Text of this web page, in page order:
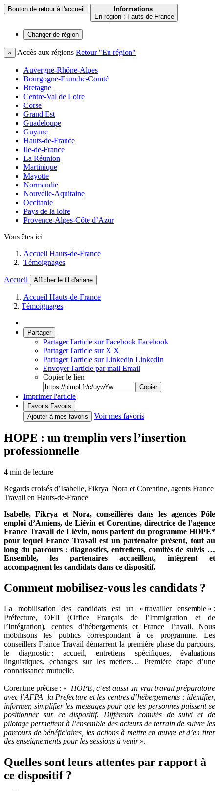
Bouton de retour à l'accueil
Informations
En région : Hauts-de-France
Changer de région
× Accès aux régions Retour "En région"
Auvergne-Rhône-Alpes
Bourgogne-Franche-Comté
Bretagne
Centre-Val de Loire
Corse
Grand Est
Guadeloupe
Guyane
Hauts-de-France
Ile-de-France
La Réunion
Martinique
Mayotte
Normandie
Nouvelle-Aquitaine
Occitanie
Pays de la loire
Provence-Alpes-Côte d’Azur
Vous êtes ici
Accueil Hauts-de-France
Témoignages
Accueil Afficher le fil d'ariane
Accueil Hauts-de-France
Témoignages
Partager
Partager l'article sur Facebook Facebook
Partager l'article sur X X
Partager l'article sur Linkedin LinkedIn
Envoyer l'article par mail Email
Copier le lien
Copier
Imprimer l'article
Favoris Favoris
Ajouter à mes favoris
Voir mes favoris
HOPE : un tremplin vers l’insertion
professionnelle
4 min de lecture
Regards croisés d’Isabelle, Fikrya, Nora et Corentine, agents France
Travail en Hauts-de-France
Isabelle, Fikrya et Nora, conseillères dans les agences Pôle
emploi d’Amiens, de Liévin et Corentine, directrice de l’agence
France Travail de Liévin, nous parlent du programme HOPE*
pour lequel France Travail est un partenaire présent, tout au
long du parcours : diagnostics, entretiens, comités de suivis …
Ensemble, les partenaires accueillent, intègrent et
accompagnent les candidats dans ce dispositif.
Comment mobilisez-vous les candidats ?
La mobilisation des candidats est un « travailler ensemble » :
Préfecture, OFII (Office Français de l’Immigration et de
l’Intégration), centres d’hébergements et France Travail. Nous
mobilisons les publics correspondant à ce programme. Les
conseillers France Travail démarrent la première phase du parcours,
le diagnostic : accueil, entretiens spécifiques, évaluations
linguistiques, échanges sur les métiers… Première étape d’une
connaissance mutuelle.
Corentine précise : « HOPE, c’est aussi un vrai travail préparatoire
avec l’AFPA, la Préfecture et les centres d’hébergements : identifier,
informer, simplifier les messages pour que les personnes puissent se
positionner sur ce dispositif. Différents comités de suivi et de
pilotage permettent à l’ensemble des acteurs de terrain de suivre les
parcours de bénéficiaires, les actions à mettre en œuvre et d’en tirer
des enseignements pour les sessions à venir».
Quelles sont leurs attentes par rapport à
ce dispositif ?